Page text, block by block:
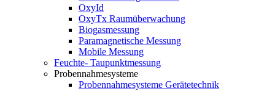
OxyId
OxyTx Raumüberwachung
Biogasmessung
Paramagnetische Messung
Mobile Messung
Feuchte- Taupunktmessung
Probennahmesysteme
Probennahmesysteme Gerätetechnik